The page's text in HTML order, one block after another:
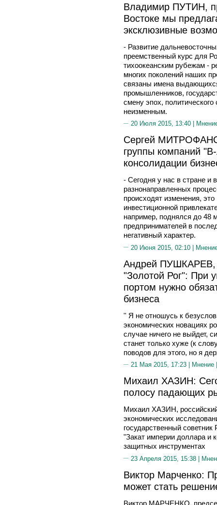
Владимир ПУТИН,
Востоке мы
эксклюзивные
- Развитие
преемственный курс для
тихоокеанским рубежам -
многих поколений наших
связаны имена
промышленников,
смену эпох, политического
неизменным.
20 Июля 2015, 13:40 |
Сергей
группы компаний
консолидации
- Сегодня у нас в стране и
разнонаправленных
происходят изменения,
инвестиционной
например, поднялся до 48
предпринимателей в
негативный характер.
20 Июня 2015, 02:10 |
Андрей ПУШКАРЕВ,
"Золотой Рог": При
портом нужно
бизнеса
'' Я не отношусь к
экономических новациях
случае ничего не выйдет,
станет только хуже (к
поводов для этого, но я
21 Мая 2015, 17:23 | Мнение
Михаил ХАЗИН:
полосу падающих
Михаил ХАЗИН,
экономических
государственный
"Закат империи доллара и
защитных инструментах
23 Апреля 2015, 15:38 |
Виктор Марченко:
может стать
Виктор МАРЧЕНКО,